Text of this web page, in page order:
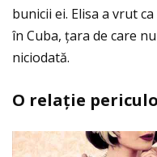
bunicii ei. Elisa a vrut
în Cuba, ţara de care
niciodată.
O relaţie